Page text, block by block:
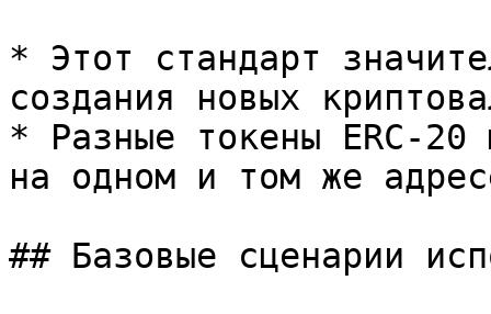
* Этот стандарт
создания новых
* Разные токены ERC-20
на одном и том же
## Базовые сценарии